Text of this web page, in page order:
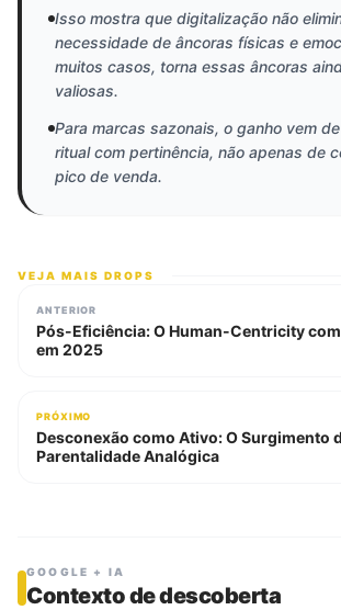
Isso mostra que digitalização não
necessidade de âncoras físicas e
muitos casos, torna essas âncoras
valiosas.
Para marcas sazonais, o ganho vem
ritual com pertinência, não apenas de
pico de venda.
VEJA MAIS DROPS
ANTERIOR
Pós-Eficiência: O Human-Centricity
em 2025
PRÓXIMO
Desconexão como Ativo: O Surgimento
Parentalidade Analógica
GOOGLE + IA
Contexto de descoberta